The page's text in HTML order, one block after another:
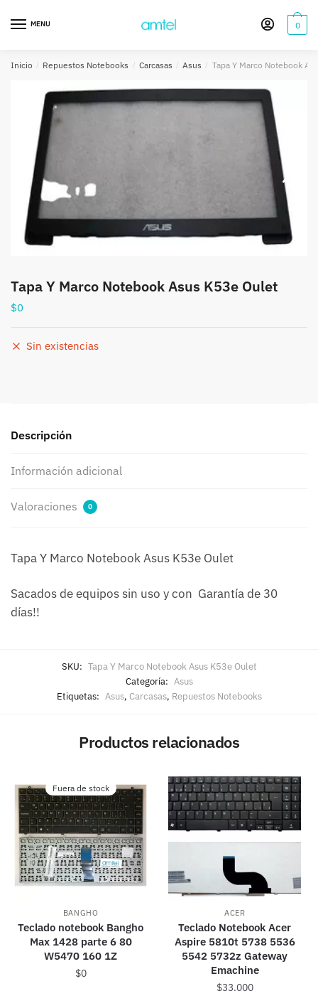
navegación
MENU 0
Inicio / Repuestos Notebooks / Carcasas / Asus / Tapa Y Marco Notebook
Tapa Y Marco Notebook Asus K53e Oulet
$0
Sin existencias
Descripción
Información adicional
Valoraciones 0
Tapa Y Marco Notebook Asus K53e Oulet
Sacados de equipos sin uso y con Garantía de 30
días!!
SKU: Tapa Y Marco Notebook Asus K53e Oulet
Categoría: Asus
Etiquetas: Asus, Carcasas, Repuestos Notebooks
Productos relacionados
Fuera de stock
BANGHO
Teclado notebook Bangho
Max 1428 parte 6 80
W5470 160 1Z
$0
ACER
Teclado Notebook Acer
Aspire 5810t 5738 5536
5542 5732z Gateway
Emachine
$33.000